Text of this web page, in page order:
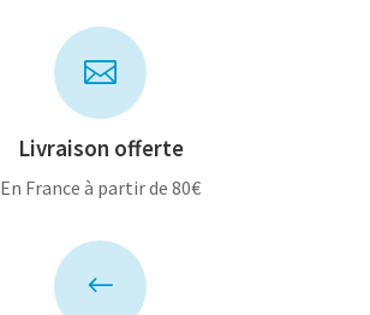

Livraison offerte
En France à partir de 80€
#